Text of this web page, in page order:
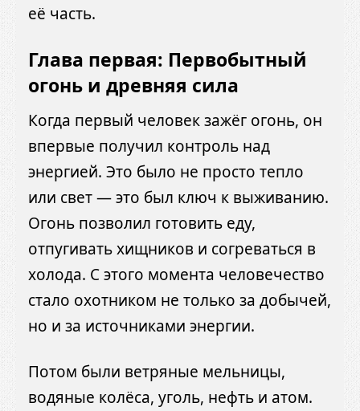
её часть.
Глава первая: Первобытный
огонь и древняя сила
Когда первый человек зажёг огонь, он
впервые получил контроль над
энергией. Это было не просто тепло
или свет — это был ключ к выживанию.
Огонь позволил готовить еду,
отпугивать хищников и согреваться в
холода. С этого момента человечество
стало охотником не только за добычей,
но и за источниками энергии.
Потом были ветряные мельницы,
водяные колёса, уголь, нефть и атом.